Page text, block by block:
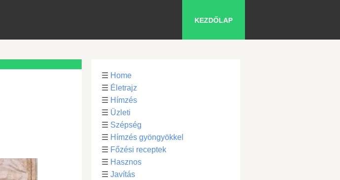
KEZDŐLAP
☰ Home
☰ Életrajz
☰ Hímzés
☰ Üzleti
☰ Szépség
☰ Hímzés gyöngyökkel
☰ Főzési receptek
☰ Hasznos
☰ Javítás